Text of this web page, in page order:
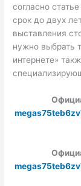
согласно
срок до двух
выставления
нужно выбрать
интернете»